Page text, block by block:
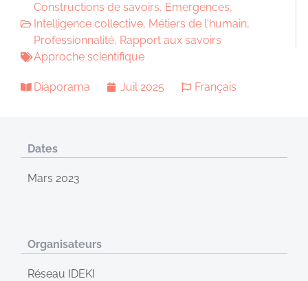
Constructions de savoirs, Emergences,
Intelligence collective, Métiers de l'humain,
Professionnalité, Rapport aux savoirs
Approche scientifique
Diaporama Juil 2025 Français
Dates
Mars 2023
Organisateurs
Réseau IDEKI